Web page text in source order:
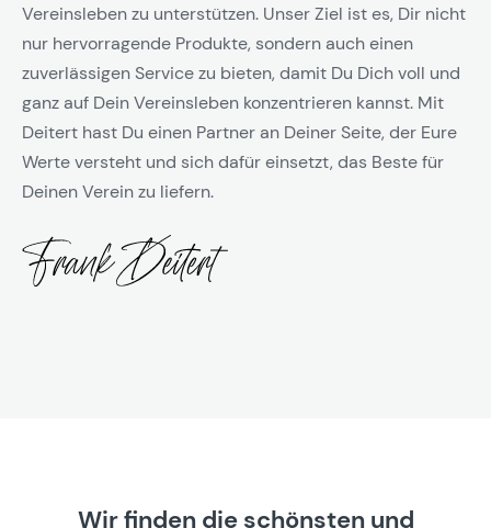
Vereinsleben zu unterstützen. Unser Ziel ist es, Dir nicht
nur hervorragende Produkte, sondern auch einen
zuverlässigen Service zu bieten, damit Du Dich voll und
ganz auf Dein Vereinsleben konzentrieren kannst. Mit
Deitert hast Du einen Partner an Deiner Seite, der Eure
Werte versteht und sich dafür einsetzt, das Beste für
Deinen Verein zu liefern.
Wir finden die schönsten und